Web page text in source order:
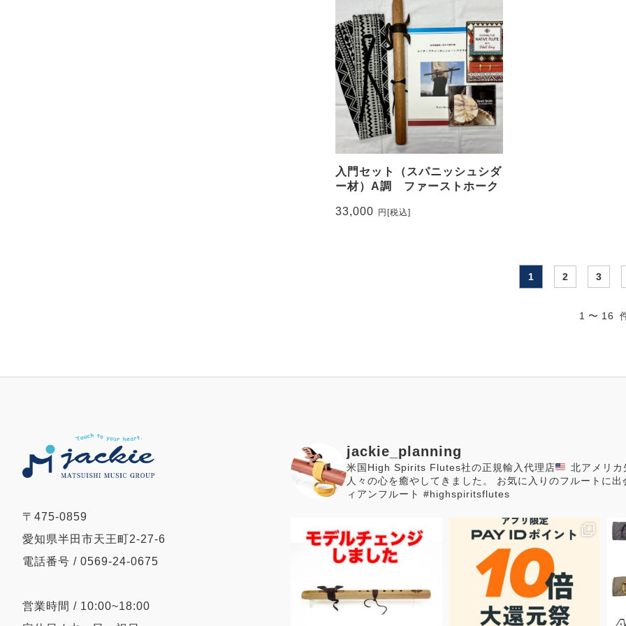
入門セット（スパニッシュシダ
ー材）A調 ファーストホーク
33,000 円[税込]
1 2 3
1 〜 16
〒475-0859
愛知県半田市天王町2-27-6
電話番号 / 0569-24-0675
営業時間 / 10:00~18:00
jackie_planning
米国High Spirits Flutes社の正規輸入代理店
北アメリ
人々の心を癒やしてきました。
お気に入りのフルートに出
ィアンフルート #highspiritsflutes